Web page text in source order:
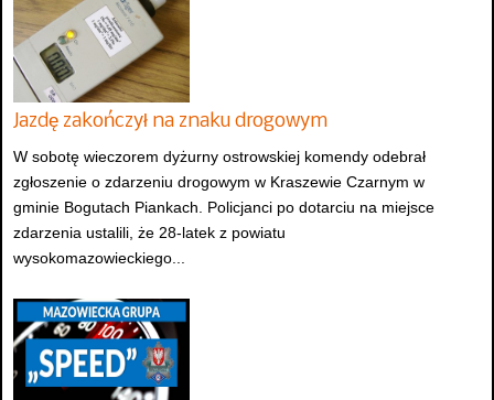
Jazdę zakończył na znaku drogowym
W sobotę wieczorem dyżurny ostrowskiej komendy odebrał
zgłoszenie o zdarzeniu drogowym w Kraszewie Czarnym w
gminie Bogutach Piankach. Policjanci po dotarciu na miejsce
zdarzenia ustalili, że 28-latek z powiatu
wysokomazowieckiego...